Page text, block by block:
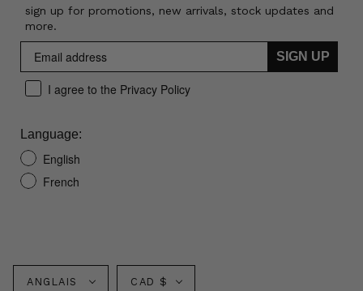
sign up for promotions, new arrivals, stock updates and
more.
SIGN UP
I agree to the Privacy Policy
Language:
English
French
Langue
ANGLAIS Monnaie
CAD $